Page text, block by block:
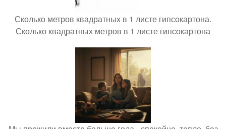
Сколько метров квадратных в 1 листе гипсокартона.
Сколько квадратных метров в 1 листе гипсокартона